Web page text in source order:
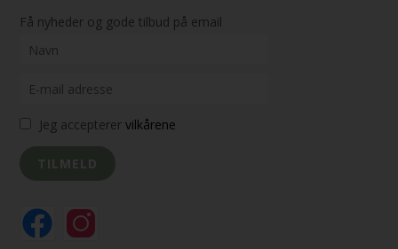
Få nyheder og gode tilbud på email
Jeg accepterervilkårene